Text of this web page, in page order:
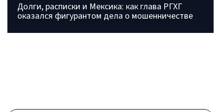
Долги, расписки и Мексика: как глава РГХГ
оказался фигурантом дела о мошенничестве